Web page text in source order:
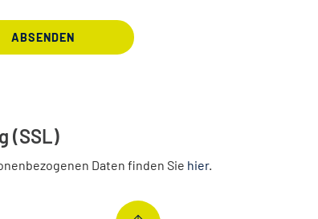
ABSENDEN
(SSL)
Daten finden Sie hier.